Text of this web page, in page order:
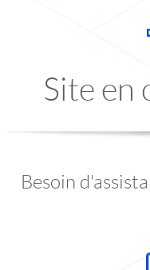
Site en
Besoin